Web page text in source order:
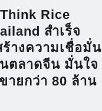
Rice
สำเร็จ
ร้างความเชื่อมั่น
ตลาดจีน มั่นใจ
ายกว่า 80 ล้าน